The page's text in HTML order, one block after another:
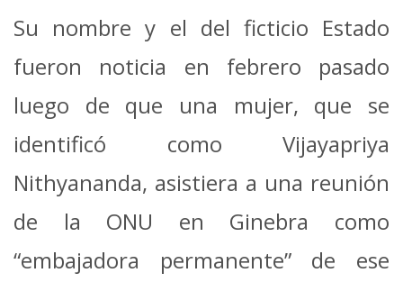
Su nombre y el del ficticio Estado
fueron noticia en febrero pasado
luego de que una mujer, que se
identificó como Vijayapriya
Nithyananda, asistiera a una reunión
de la ONU en Ginebra como
“embajadora permanente” de ese